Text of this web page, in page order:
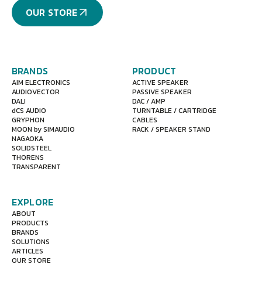
OUR STORE
BRANDS
AIM ELECTRONICS
AUDIOVECTOR
DALI
dCS AUDIO
GRYPHON
MOON by SIMAUDIO
NAGAOKA
SOLIDSTEEL
THORENS
TRANSPARENT
PRODUCT
ACTIVE SPEAKER
PASSIVE SPEAKER
DAC / AMP
TURNTABLE / CARTRIDGE
CABLES
RACK / SPEAKER STAND
EXPLORE
ABOUT
PRODUCTS
BRANDS
SOLUTIONS
ARTICLES
OUR STORE